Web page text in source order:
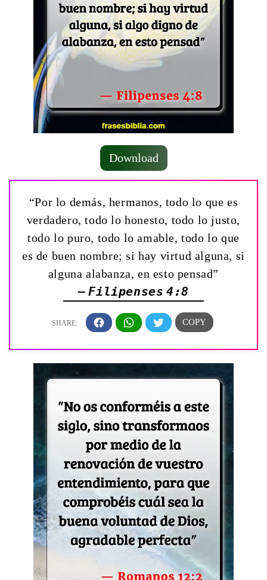
Download
“Por lo demás, hermanos, todo lo que es
verdadero, todo lo honesto, todo lo justo,
todo lo puro, todo lo amable, todo lo que
es de buen nombre; si hay virtud alguna, si
alguna alabanza, en esto pensad”
— Filipenses 4:8